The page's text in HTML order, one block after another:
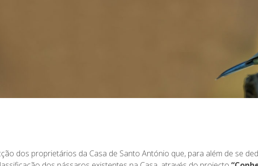
dos proprietários da Casa de Santo António que, para além de se